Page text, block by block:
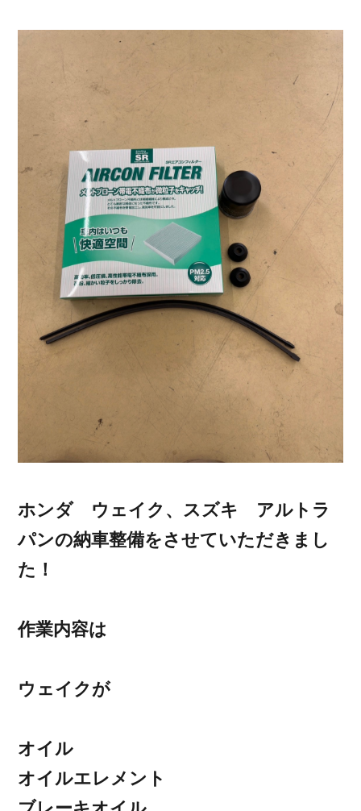
ホンダ ウェイク、スズキ アルトラ
パンの納車整備をさせていただきまし
た！
作業内容は
ウェイクが
オイル
オイルエレメント